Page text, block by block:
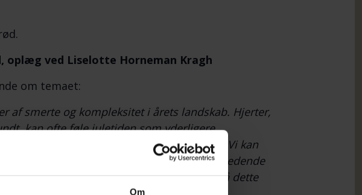
Om
ved Liselotte Horneman Kragh
om temaet:
af smerte og kompleksitet i årets landskab. Hjerter,
kan ofte føle juletiden som yderligere
kan bære igennem, hvordan holde ud? Vi kan
så aftenen indeholder ud over et indledende
erfaringer med og historier om at stå på dette